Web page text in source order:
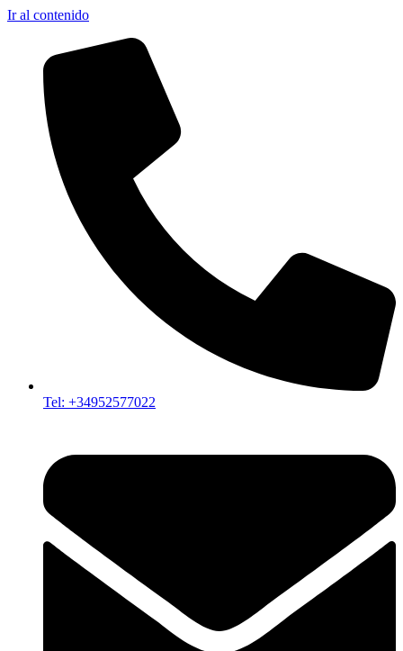
Ir al contenido
Tel: +34952577022